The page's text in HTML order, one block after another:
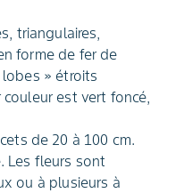
triangulaires,
forme de fer de
» étroits
est vert foncé,
de 20 à 100 cm.
Les fleurs sont
ou à plusieurs à